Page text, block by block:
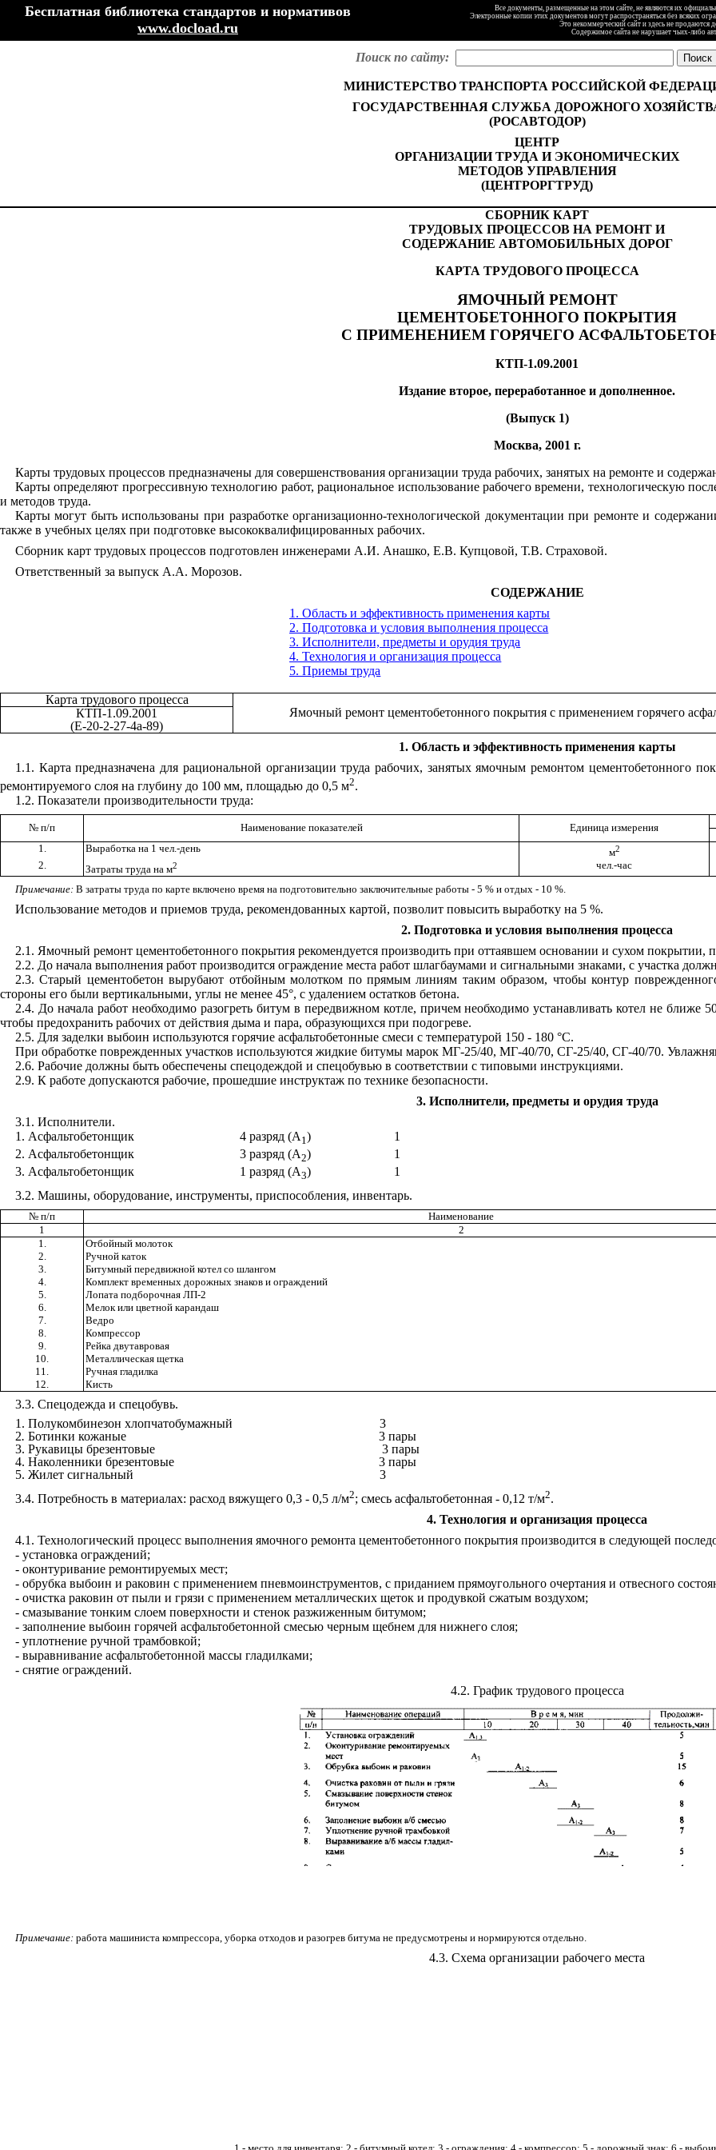
Бесплатная библиотека стандартов и нормативов
www.docload.ru
Все документы, размещенные на этом сайте, не являются их
Электронные копии этих документов могут распространяться без всяких
Это некоммерческий сайт и здесь не продаются
Содержимое сайта не нарушает чьих-либо
Поиск по сайту:
МИНИСТЕРСТВО ТРАНСПОРТА РОССИЙСКОЙ
ГОСУДАРСТВЕННАЯ СЛУЖБА ДОРОЖНОГО
(РОСАВТОДОР)
ЦЕНТР
ОРГАНИЗАЦИИ ТРУДА И ЭКОНОМИЧЕСКИХ
МЕТОДОВ УПРАВЛЕНИЯ
(ЦЕНТРОРГТРУД)
СБОРНИК КАРТ
ТРУДОВЫХ ПРОЦЕССОВ НА РЕМОНТ И
СОДЕРЖАНИЕ АВТОМОБИЛЬНЫХ ДОРОГ
КАРТА ТРУДОВОГО ПРОЦЕССА
ЯМОЧНЫЙ РЕМОНТ
ЦЕМЕНТОБЕТОННОГО ПОКРЫТИЯ
С ПРИМЕНЕНИЕМ ГОРЯЧЕГО
КТП-1.09.2001
Издание второе, переработанное и дополненное.
(Выпуск 1)
Москва, 2001 г.
Карты трудовых процессов предназначены для совершенствования организации труда рабочих, занятых на ремонте и
Карты определяют прогрессивную технологию работ, рациональное использование рабочего времени, технологическую
и методов труда.
Карты могут быть использованы при разработке организационно-технологической документации при ремонте и
также в учебных целях при подготовке высококвалифицированных рабочих.
Сборник карт трудовых процессов подготовлен инженерами А.И. Анашко, Е.В. Купцовой, Т.В. Страховой.
Ответственный за выпуск А.А. Морозов.
СОДЕРЖАНИЕ
1. Область и эффективность применения карты
2. Подготовка и условия выполнения процесса
3. Исполнители, предметы и орудия труда
4. Технология и организация процесса
5. Приемы труда
Карта трудового процесса
Ямочный ремонт цементобетонного покрытия с применением горячего
КТП-1.09.2001
(Е-20-2-27-4а-89)
1. Область и эффективность применения карты
1.1 . Карта предназначена для рациональной организации труда рабочих, занятых ямочным ремонтом цементобетонного
ремонтируемого слоя на глубину до 100 мм, площадью до 0,5 м2.
1.2. Показатели производительности труда:
№ п/п Наименование показателей Единица измерения
1.
Выработка на 1 чел.-день м2
2.
Затраты труда на м2 чел.-час
Примечание: В затраты труда по карте включено время на подготовительно заключительные работы - 5 % и отдых - 10 %.
Использование методов и приемов труда, рекомендованных картой, позволит повысить выработку на 5 %.
2. Подготовка и условия выполнения процесса
2.1 . Ямочный ремонт цементобетонного покрытия рекомендуется производить при оттаявшем основании и сухом покрытии,
2.2. До начала выполнения работ производится ограждение места работ шлагбаумами и сигнальными знаками, с участка
2.3. Старый цементобетон вырубают отбойным молотком по прямым линиям таким образом, чтобы контур
стороны его были вертикальными, углы не менее 45°, с удалением остатков бетона.
2.4. До начала работ необходимо разогреть битум в передвижном котле, причем необходимо устанавливать котел не ближе
чтобы предохранить рабочих от действия дыма и пара, образующихся при подогреве.
2.5. Для заделки выбоин используются горячие асфальтобетонные смеси с температурой 150 - 180 °С.
При обработке поврежденных участков используются жидкие битумы марок МГ-25/40, МГ-40/70, СГ-25/40, СГ-40/70.
2.6. Рабочие должны быть обеспечены спецодеждой и спецобувью в соответствии с типовыми инструкциями.
2.9. К работе допускаются рабочие, прошедшие инструктаж по технике безопасности.
3. Исполнители, предметы и орудия труда
3.1 . Исполнители.
1 . Асфальтобетонщик 4 разряд (А1 )
1
2. Асфальтобетонщик 3 разряд (А2)
1
3. Асфальтобетонщик 1 разряд (А3)
1
3.2. Машины, оборудование, инструменты, приспособления, инвентарь.
№ п/п Наименование
1
2
1.
Отбойный молоток
2.
Ручной каток
3.
Битумный передвижной котел со шлангом
4.
Комплект временных дорожных знаков и ограждений
5.
Лопата подборочная ЛП-2
6.
Мелок или цветной карандаш
7.
Ведро
8.
Компрессор
9.
Рейка двутавровая
10.
Металлическая щетка
11.
Ручная гладилка
12.
Кисть
3.3. Спецодежда и спецобувь.
1 . Полукомбинезон хлопчатобумажный
3
2. Ботинки кожаные
3 пары
3. Рукавицы брезентовые
3 пары
4. Наколенники брезентовые
3 пары
5. Жилет сигнальный
3
3.4. Потребность в материалах: расход вяжущего 0,3 - 0,5 л/м2; смесь асфальтобетонная - 0,12 т/м2.
4. Технология и организация процесса
4.1 . Технологический процесс выполнения ямочного ремонта цементобетонного покрытия производится в следующей
- установка ограждений;
- оконтуривание ремонтируемых мест;
- обрубка выбоин и раковин с применением пневмоинструментов, с приданием прямоугольного очертания и отвесного
- очистка раковин от пыли и грязи с применением металлических щеток и продувкой сжатым воздухом;
- смазывание тонким слоем поверхности и стенок разжиженным битумом;
- заполнение выбоин горячей асфальтобетонной смесью черным щебнем для нижнего слоя;
- уплотнение ручной трамбовкой;
- выравнивание асфальтобетонной массы гладилками;
- снятие ограждений.
4.2. График трудового процесса
Примечание: работа машиниста компрессора, уборка отходов и разогрев битума не предусмотрены и нормируются отдельно.
4.3. Схема организации рабочего места